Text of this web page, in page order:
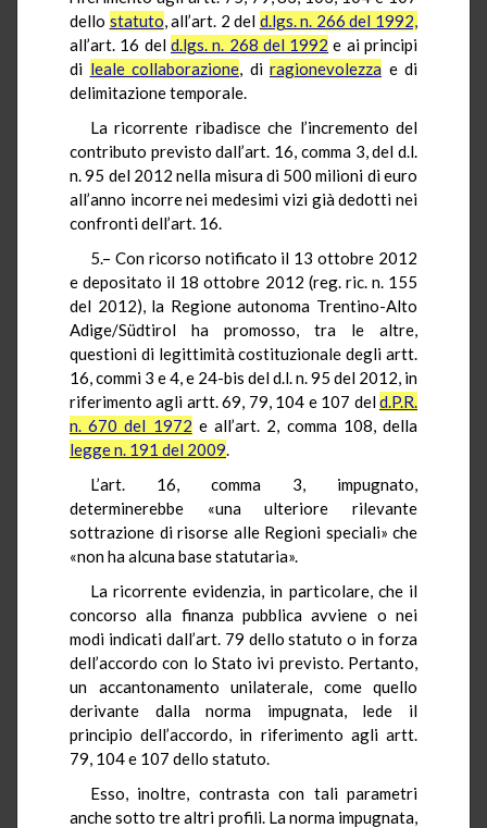
dello statuto, all’art. 2 del d.lgs. n. 266 del 1992,
all’art. 16 del d.lgs. n. 268 del 1992 e ai principi
di leale collaborazione, di ragionevolezza e di
delimitazione temporale.
La ricorrente ribadisce che l’incremento del
contributo previsto dall’art. 16, comma 3, del d.l.
n. 95 del 2012 nella misura di 500 milioni di euro
all’anno incorre nei medesimi vizi già dedotti nei
confronti dell’art. 16.
5.– Con ricorso notificato il 13 ottobre 2012
e depositato il 18 ottobre 2012 (reg. ric. n. 155
del 2012), la Regione autonoma Trentino-Alto
Adige/Südtirol ha promosso, tra le altre,
questioni di legittimità costituzionale degli artt.
16, commi 3 e 4, e 24-bis del d.l. n. 95 del 2012, in
riferimento agli artt. 69, 79, 104 e 107 deld.P.R.
n. 670 del 1972 e all’art. 2, comma 108, della
legge n. 191 del 2009.
L’art. 16, comma 3, impugnato,
determinerebbe «una ulteriore rilevante
sottrazione di risorse alle Regioni speciali» che
«non ha alcuna base statutaria».
La ricorrente evidenzia, in particolare, che il
concorso alla finanza pubblica avviene o nei
modi indicati dall’art. 79 dello statuto o in forza
dell’accordo con lo Stato ivi previsto. Pertanto,
un accantonamento unilaterale, come quello
derivante dalla norma impugnata, lede il
principio dell’accordo, in riferimento agli artt.
79, 104 e 107 dello statuto.
Esso, inoltre, contrasta con tali parametri
anche sotto tre altri profili. La norma impugnata,